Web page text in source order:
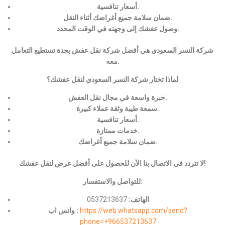
أسعار تنافسية.
ضمان سلامة جميع أغراضك أثناء النقل.
وصول عفشك إلى وجهته في الوقت المحدد.
شركة النسر السعودي هي أفضل شركة نقل عفش بجدة تستطيع التعامل
معه.
لماذا تختار شركة النسر السعودي لنقل عفشك؟
خبرة واسعة في مجال نقل العفش.
سمعة طيبة وثقة عملاء كبيرة.
أسعار تنافسية.
خدمات ممتازة.
ضمان سلامة جميع أغراضك.
لا تتردد في الاتصال بنا الآن للحصول على أفضل عرض لنقل عفشك!
للتواصل والاستفسار:
الهاتف: 0537213637
واتس اب : https://web.whatsapp.com/send?
phone=+966537213637